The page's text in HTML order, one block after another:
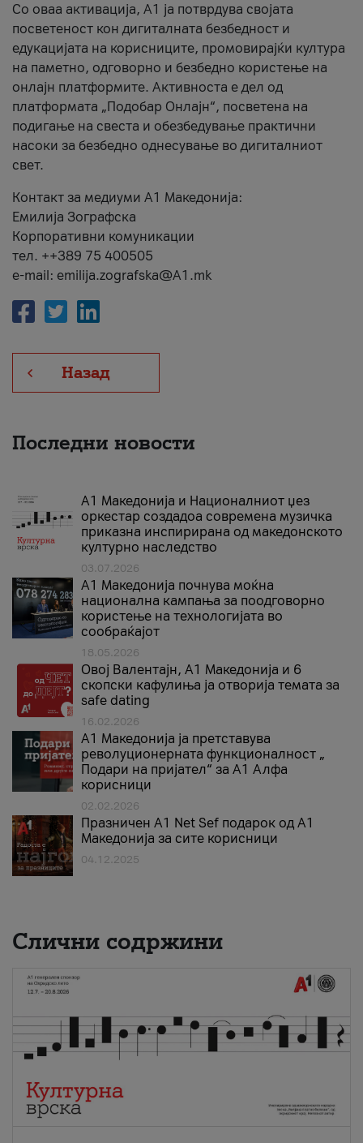
Со оваа активација, А1 ја потврдува својата
посветеност кон дигиталната безбедност и
едукацијата на корисниците, промовирајќи култура
на паметно, одговорно и безбедно користење на
онлајн платформите. Активноста е дел од
платформата „Подобар Онлајн“, посветена на
подигање на свеста и обезбедување практични
насоки за безбедно однесување во дигиталниот
свет.
Контакт за медиуми А1 Македонија:
Емилија Зографска
Корпоративни комуникации
тел. ++389 75 400505
e-mail: emilija.zografska@A1.mk
Назад
Последни новости
А1 Македонија и Националниот џез
оркестар создадоа современа музичка
приказна инспирирана од македонското
културно наследство
03.07.2026
A1 Македонија почнува моќна
национална кампања за поодговорно
користење на технологијата во
сообраќајот
18.05.2026
Овој Валентајн, A1 Македонија и 6
скопски кафулиња ја отворија темата за
safe dating
16.02.2026
А1 Македонија ја претставува
револуционерната функционалност „
Подари на пријател“ за А1 Алфа
корисници
02.02.2026
Празничен A1 Net Sеf подарок од А1
Македонија за сите корисници
04.12.2025
Слични содржини